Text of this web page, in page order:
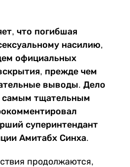
что погибшая
насилию,
официальных
прежде чем
выводы. Дело
самым тщательным
суперинтендант
Амитабх Синха.
продолжаются,